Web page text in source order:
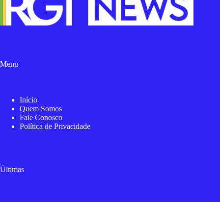
Menu
Início
Quem Somos
Fale Conosco
Política de Privacidade
Últimas